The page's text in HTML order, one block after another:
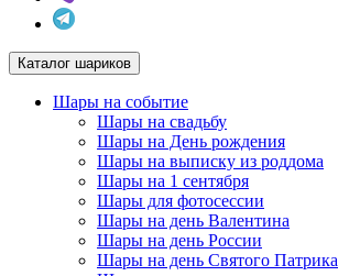
Каталог шариков
Шары на событие
Шары на свадьбу
Шары на День рождения
Шары на выписку из роддома
Шары на 1 сентября
Шары для фотосессии
Шары на день Валентина
Шары на день России
Шары на день Святого Патрика